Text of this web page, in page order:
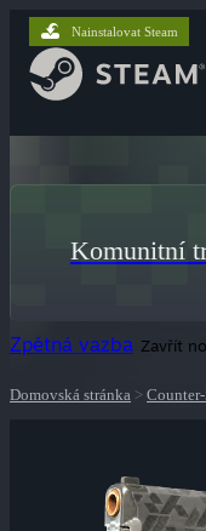
Nainstalovat Steam
Komunitní
Zpětná vazba Zavřít
Domovská stránka >